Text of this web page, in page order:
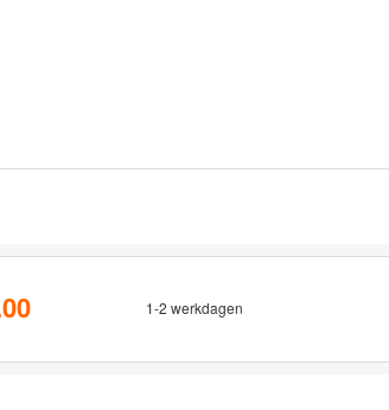
1-2 werkdagen